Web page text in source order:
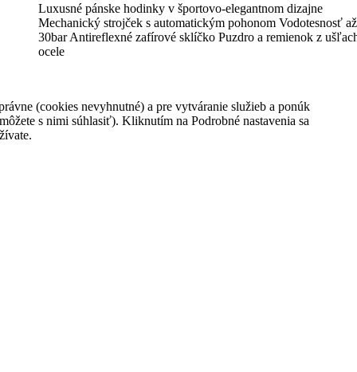
Luxusné pánske hodinky v športovo-elegantnom dizajne
Mechanický strojček s automatickým pohonom Vodotesnosť až
30bar Antireflexné zafírové sklíčko Puzdro a remienok z
ocele
2 400,00 €
Vložiť do košíka
(cookies nevyhnutné) a pre vytváranie služieb a ponúk
s nimi súhlasiť). Kliknutím na Podrobné nastavenia sa